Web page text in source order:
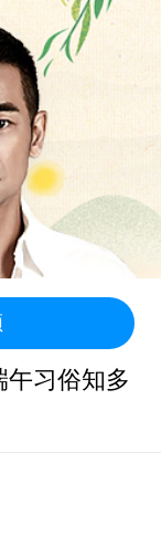
午习俗知多